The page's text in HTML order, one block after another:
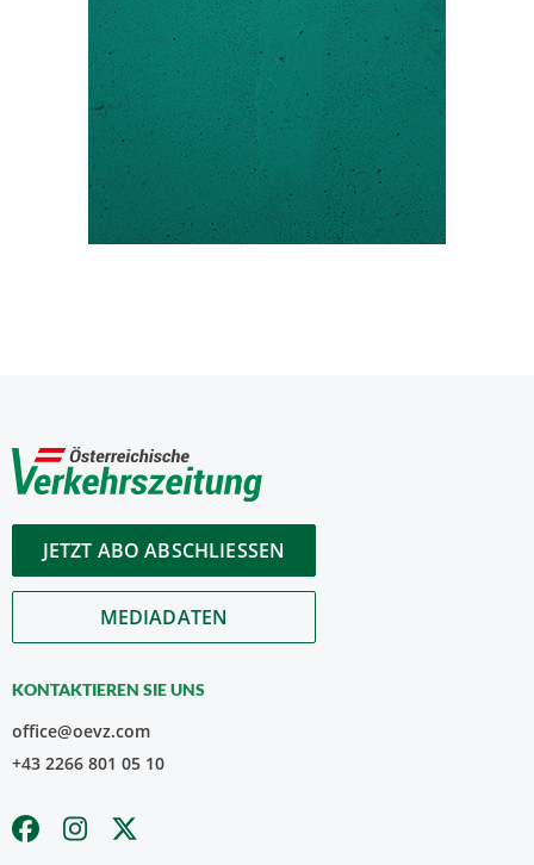
JETZT ABO ABSCHLIESSEN
MEDIADATEN
KONTAKTIEREN SIE UNS
office@oevz.com
+43 2266 801 05 10